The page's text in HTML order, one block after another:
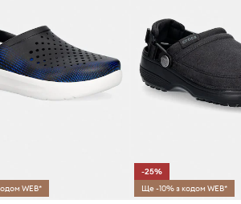
WEB*
-25%
Ще -10% з кодом WEB*